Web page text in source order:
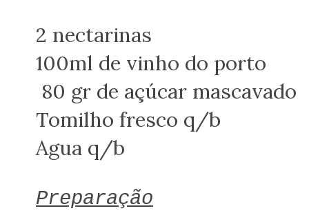
2 nectarinas
100ml de vinho do porto
80 gr de açúcar mascavado
Tomilho fresco q/b
Agua q/b
Preparação